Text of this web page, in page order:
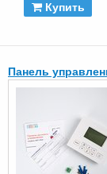
Купить
Панель